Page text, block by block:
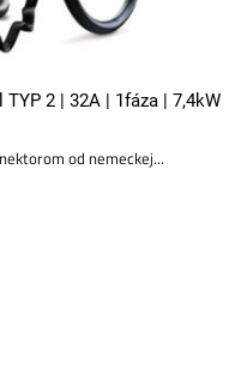
2 | 32A | 1fáza | 7,4kW
od nemeckej...